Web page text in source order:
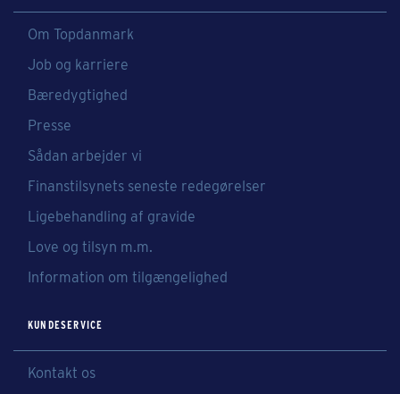
Om Topdanmark
Job og karriere
Bæredygtighed
Presse
Sådan arbejder vi
Finanstilsynets seneste redegørelser
Ligebehandling af gravide
Love og tilsyn m.m.
Information om tilgængelighed
KUNDESERVICE
Kontakt os